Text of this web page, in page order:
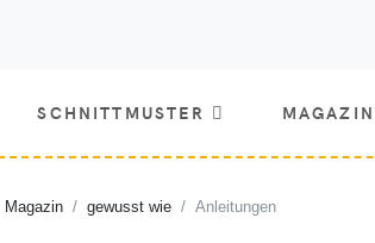
SCHNITTMUSTER MAGAZIN
Magazin gewusst wie Anleitungen